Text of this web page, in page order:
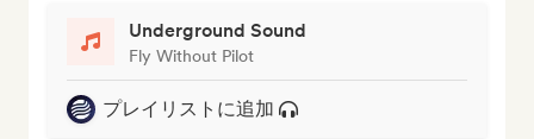
Underground Sound
Fly Without Pilot
プレイリストに追加